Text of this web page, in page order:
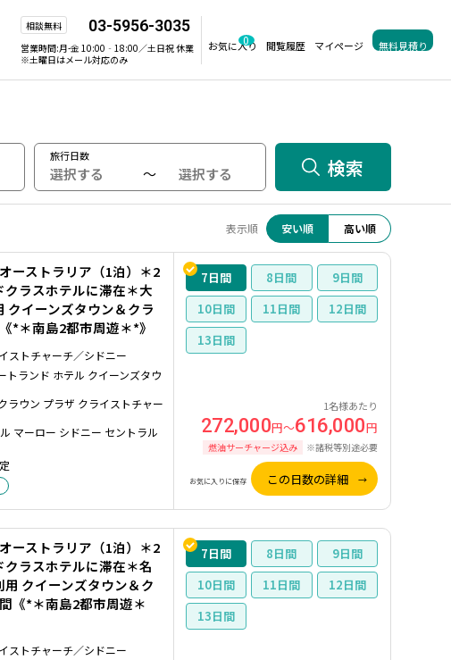
相談無料 03-5956-3035
営業時間:月-金 10:00‐18:00／土日祝 休業
※土曜日はメール対応のみ
お気に入り
0 閲覧履歴 マイページ 無料見積り
旅行日数
～ 検索
表示順 安い順 高い順
ストラリア（1泊）＊2
ラスホテルに滞在＊大
クイーンズタウン＆クラ
*＊南島2都市周遊＊*》
ストチャーチ／シドニー
トランド ホテル クイーンズタウ
ラウン プラザ クライストチャー
マーロー シドニー セントラル
7 8
9
10
11
12
13
1名様あたり
272,000円～616,000円
燃油サーチャージ込み ※諸税等別途必要
お気に入りに保存 この日数の詳細
ストラリア（1泊）＊2
ラスホテルに滞在＊名
クイーンズタウン＆ク
《*＊南島2都市周遊＊
ストチャーチ／シドニー
7 8
9
10
11
12
13